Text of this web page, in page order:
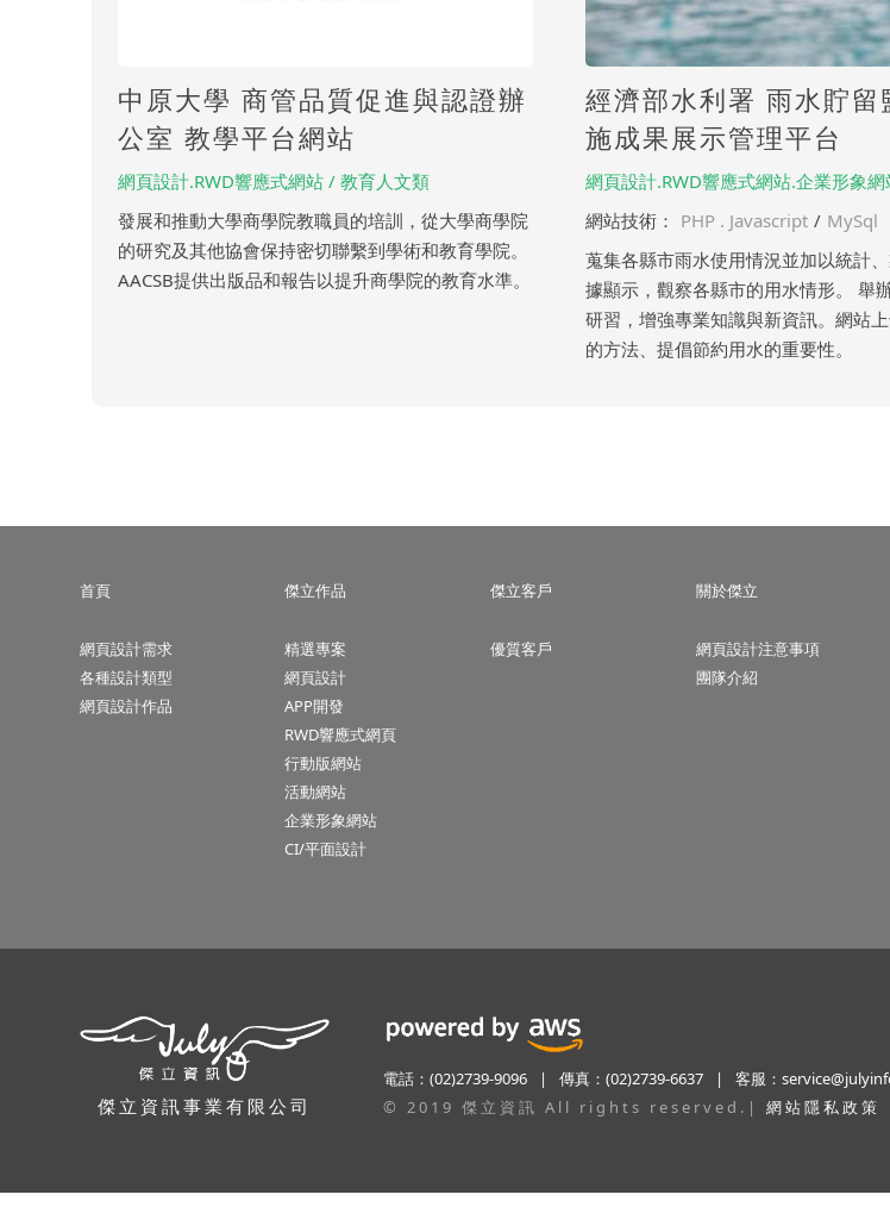
隱私權聲明
本公司關心使用者隱私權與個人資訊,並遵守本公司
的網站隱私政策,使用者若有任何問題,可以參考本
中原大學 商管品質促進與認證辦
公室 教學平台網站
網頁設計.RWD響應式網站 / 教育人文類
發展和推動大學商學院教職員的培訓，從大學商學院
的研究及其他協會保持密切聯繫到學術和教育學院。
AACSB提供出版品和報告以提升商學院的教育水準。
經濟部水利署 雨水貯留
施成果展示管理平台
網頁設計.RWD響應式網站.企業形象
網站技術： PHP . Javascript / MySql
蒐集各縣市雨水使用情況並加以統計
據顯示，觀察各縣市的用水情形。 舉
研習，增強專業知識與新資訊。網站
的方法、提倡節約用水的重要性。
首頁
網頁設計需求
各種設計類型
網頁設計作品
傑立作品
精選專案
網頁設計
APP開發
RWD響應式網頁
行動版網站
活動網站
企業形象網站
CI/平面設計
傑立客戶
優質客戶
關於傑立
網頁設計注意事項
團隊介紹
傑立資訊事業有限公司
電話：(02)2739-9096 | 傳真：(02)2739-6637 | 客服：
© 2019 傑立資訊 All rights reserved. | 網站隱私政策